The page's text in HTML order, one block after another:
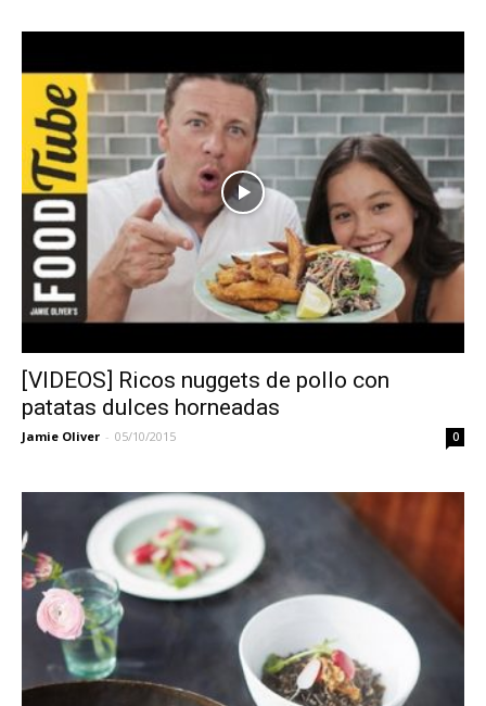
[VIDEOS] Ricos nuggets de pollo con
patatas dulces horneadas
Jamie Oliver - 05/10/2015 0